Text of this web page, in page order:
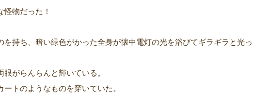
物だった！
持ち、暗い緑色がかった全身が懐中電灯の光を浴びてギラギラと光っ
がらんらんと輝いている。
トのようなものを穿いていた。